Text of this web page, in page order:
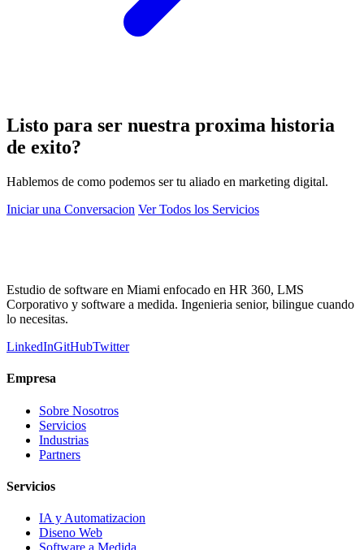
Listo para ser nuestra proxima historia
de exito?
Hablemos de como podemos ser tu aliado en marketing digital.
Iniciar una Conversacion Ver Todos los Servicios
Estudio de software en Miami enfocado en HR 360, LMS
Corporativo y software a medida. Ingenieria senior, bilingue cuando
lo necesitas.
LinkedInGitHubTwitter
Empresa
Sobre Nosotros
Servicios
Industrias
Partners
Servicios
IA y Automatizacion
Diseno Web